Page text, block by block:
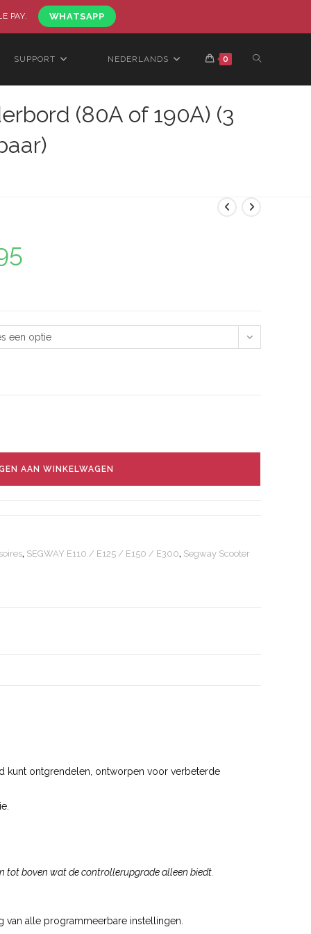
PAY. WHATSAPP
SUPPORT NEDERLANDS 0
(80A of 190A) (3
een optie
AAN WINKELWAGEN
, SEGWAY E110 / E125 / E150 / E300, Segway Scooter
kunt ontgrendelen, ontworpen voor verbeterde
tot boven wat de controllerupgrade alleen biedt.
alle programmeerbare instellingen.